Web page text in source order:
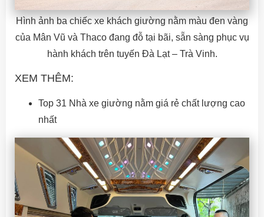
Hình ảnh ba chiếc xe khách giường nằm màu đen vàng
của Mân Vũ và Thaco đang đỗ tại bãi, sẵn sàng phục vụ
hành khách trên tuyến Đà Lạt – Trà Vinh.
XEM THÊM:
Top 31 Nhà xe giường nằm giá rẻ chất lượng cao
nhất